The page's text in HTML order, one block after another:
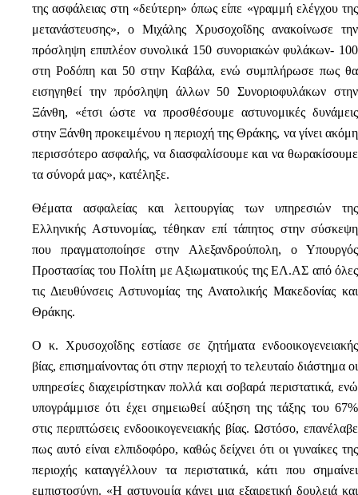
της ασφάλειας στη «δεύτερη» όπως είπε «γραμμή ελέγχου της
μετανάστευσης», ο Μιχάλης Χρυσοχοΐδης ανακοίνωσε την
πρόσληψη επιπλέον συνολικά 150 συνοριακών φυλάκων- 100
στη Ροδόπη και 50 στην Καβάλα, ενώ συμπλήρωσε πως θα
εισηγηθεί την πρόσληψη άλλων 50 Συνοριοφυλάκων στην
Ξάνθη, «έτσι ώστε να προσθέσουμε αστυνομικές δυνάμεις
στην Ξάνθη προκειμένου η περιοχή της Θράκης, να γίνει ακόμη
περισσότερο ασφαλής, να διασφαλίσουμε και να θωρακίσουμε
τα σύνορά μας», κατέληξε.
Θέματα ασφαλείας και λειτουργίας των υπηρεσιών της
Ελληνικής Αστυνομίας, τέθηκαν επί τάπητος στην σύσκεψη
που πραγματοποίησε στην Αλεξανδρούπολη, ο Υπουργός
Προστασίας του Πολίτη με Αξιωματικούς της ΕΛ.ΑΣ από όλες
τις Διευθύνσεις Αστυνομίας της Ανατολικής Μακεδονίας και
Θράκης.
Ο κ. Χρυσοχοΐδης εστίασε σε ζητήματα ενδοοικογενειακής
βίας, επισημαίνοντας ότι στην περιοχή το τελευταίο διάστημα οι
υπηρεσίες διαχειρίστηκαν πολλά και σοβαρά περιστατικά, ενώ
υπογράμμισε ότι έχει σημειωθεί αύξηση της τάξης του 67%
στις περιπτώσεις ενδοοικογενειακής βίας. Ωστόσο, επανέλαβε
πως αυτό είναι ελπιδοφόρο, καθώς δείχνει ότι οι γυναίκες της
περιοχής καταγγέλλουν τα περιστατικά, κάτι που σημαίνει
εμπιστοσύνη. «Η αστυνομία κάνει μια εξαιρετική δουλειά και